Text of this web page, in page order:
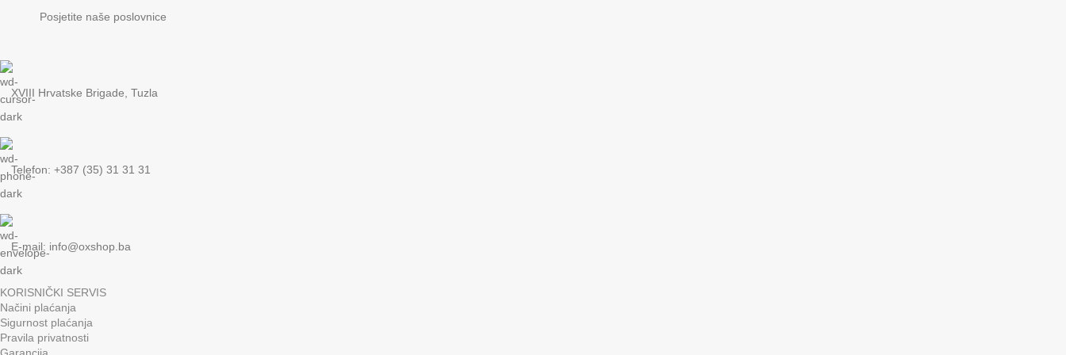
Posjetite naše poslovnice
XVIII Hrvatske Brigade, Tuzla
Telefon: +387 (35) 31 31 31
E-mail: info@oxshop.ba
KORISNIČKI SERVIS
Načini plaćanja
Sigurnost plaćanja
Pravila privatnosti